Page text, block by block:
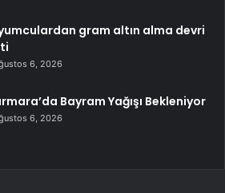
gram altın alma devri
6, 2026
Bayram Yağışı Bekleniyor
6, 2026